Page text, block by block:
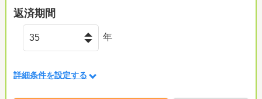
返済期間
年
詳細条件を設定する